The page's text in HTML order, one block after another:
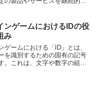
ってカザド＝ドゥームが陥落
ミスリルの採掘はほとんど行
ったため、ミスリルは非常に
と見なされています。
常、プレミアム機能へのアク
アイテムの獲得、広告の非表
まれます。サブスクリプショ
ザーがゲームをより深く楽し
に安定した収入源を提供しま
ンゲームにおけるIDの役
み
ゲームにおける「ID」とは、
を識別するための固有の記号
。これは、文字や数字の組み